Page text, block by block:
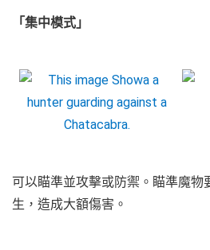
「集中模式」
可以瞄準並攻擊或防禦。瞄準魔物
生，造成大額傷害。